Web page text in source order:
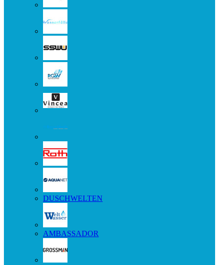
DUSCHWELTEN
AMBASSADOR